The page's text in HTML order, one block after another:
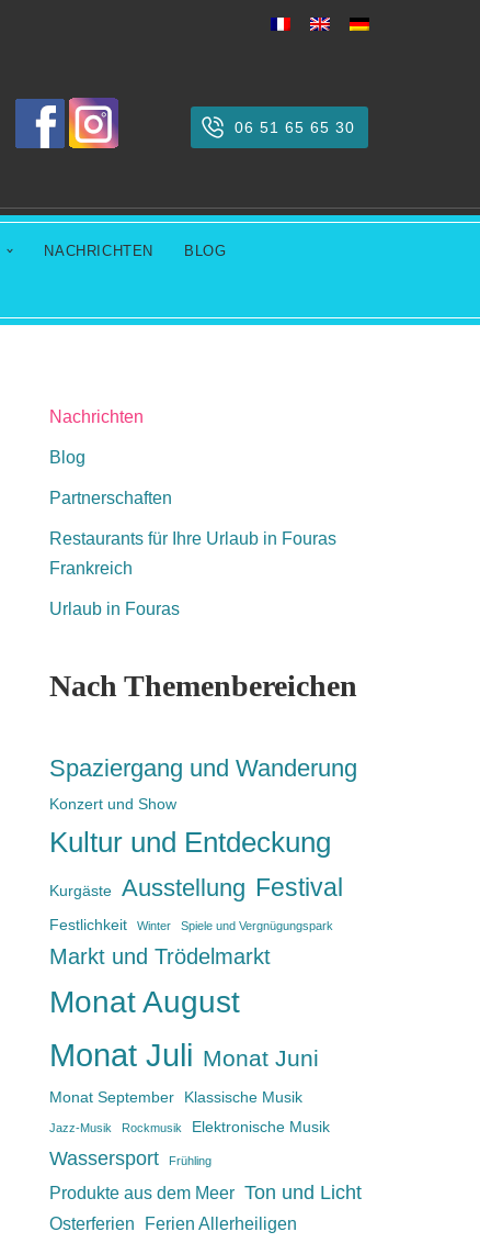
06 51 65 65 30
NACHRICHTEN BLOG
Nachrichten
Blog
Partnerschaften
Restaurants für Ihre Urlaub in Fouras
Frankreich
Urlaub in Fouras
Nach Themenbereichen
Spaziergang und Wanderung
Konzert und Show
Kultur und Entdeckung
Kurgäste Ausstellung Festival
Festlichkeit Winter Spiele und Vergnügungspark
Markt und Trödelmarkt
Monat August
Monat Juli Monat Juni
Monat September Klassische Musik
Jazz-Musik Rockmusik Elektronische Musik
Wassersport Frühling
Produkte aus dem Meer Ton und Licht
Osterferien Ferien Allerheiligen